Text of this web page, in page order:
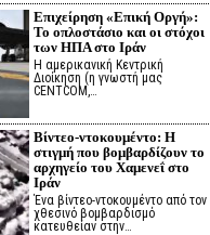
Επιχείρηση «Επική Οργή»:
Το οπλοστάσιο και οι στόχοι
των ΗΠΑ στο Ιράν
Η αμερικανική Κεντρική
Διοίκηση (η γνωστή μας
CENTCOM,…
Βίντεο-ντοκουμέντο: Η
στιγμή που βομβαρδίζουν το
αρχηγείο του Χαμενεΐ στο
Ιράν
Ένα βίντεο-ντοκουμέντο από τον
χθεσινό βομβαρδισμό
κατευθείαν στην…